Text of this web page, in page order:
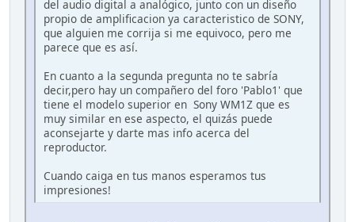
del audio digital a analógico, junto con un diseño
propio de amplificacion ya caracteristico de SONY,
que alguien me corrija si me equivoco, pero me
parece que es así.
En cuanto a la segunda pregunta no te sabría
decir,pero hay un compañero del foro 'Pablo1' que
tiene el modelo superior en Sony WM1Z que es
muy similar en ese aspecto, el quizás puede
aconsejarte y darte mas info acerca del
reproductor.
Cuando caiga en tus manos esperamos tus
impresiones!